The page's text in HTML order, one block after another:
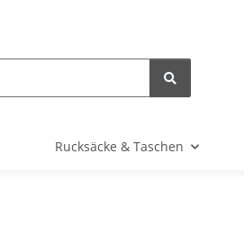
Rucksäcke & Taschen